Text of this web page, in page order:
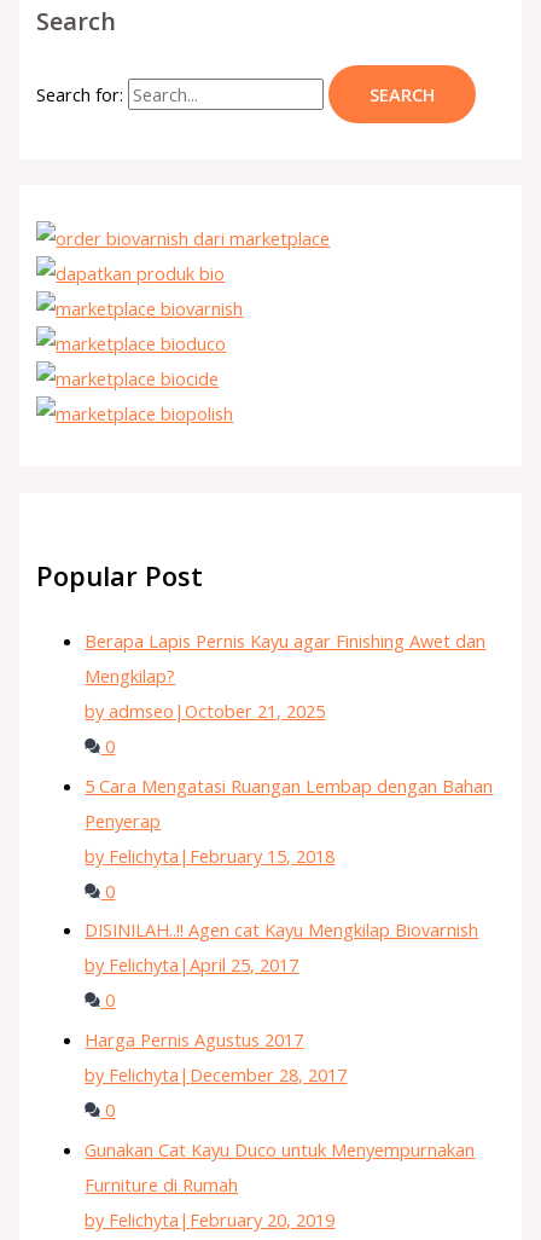
Search
Search for:
Popular Post
Berapa Lapis Pernis Kayu agar Finishing Awet dan
Mengkilap?
by admseo |October 21, 2025
0
5 Cara Mengatasi Ruangan Lembap dengan Bahan
Penyerap
by Felichyta | February 15, 2018
0
DISINILAH..!! Agen cat Kayu Mengkilap Biovarnish
by Felichyta |April 25, 2017
0
Harga Pernis Agustus 2017
by Felichyta | December 28, 2017
0
Gunakan Cat Kayu Duco untuk Menyempurnakan
Furniture di Rumah
by Felichyta | February 20, 2019